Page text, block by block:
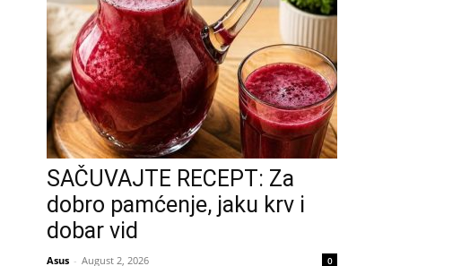
SAČUVAJTE RECEPT: Za
dobro pamćenje, jaku krv i
dobar vid
Asus - August 2, 2026 0